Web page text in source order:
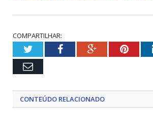
COMPARTILHAR:
TwitterFacebookGoogle+
Email
CONTEÚDO RELACIONADO